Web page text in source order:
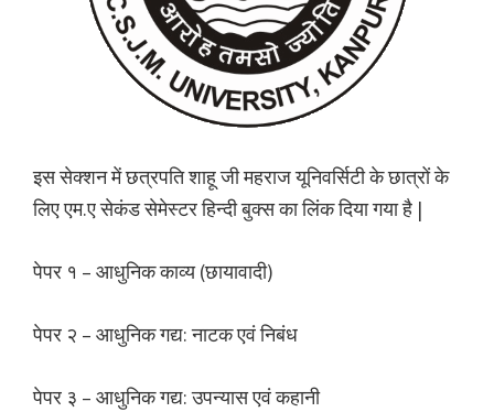
इस सेक्शन में छत्रपति शाहू जी महराज यूनिवर्सिटी के छात्रों के
लिए एम.ए सेकंड सेमेस्टर हिन्दी बुक्स का लिंक दिया गया है |
पेपर १ – आधुनिक काव्य (छायावादी)
पेपर २ – आधुनिक गद्य: नाटक एवं निबंध
पेपर ३ – आधुनिक गद्य: उपन्यास एवं कहानी